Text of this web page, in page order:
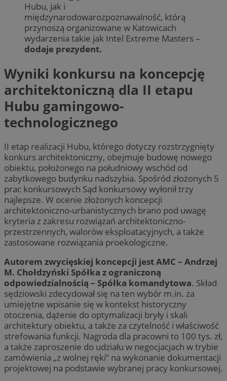
Hubu, jak i
międzynarodowarozpoznawalność, którą
przynoszą organizowane w Katowicach
wydarzenia takie jak Intel Extreme Masters –
dodaje prezydent.
Wyniki konkursu na koncepcję
architektoniczną dla II etapu
Hubu gamingowo-
technologicznego
II etap realizacji Hubu, którego dotyczy rozstrzygnięty
konkurs architektoniczny, obejmuje budowę nowego
obiektu, położonego na południowy wschód od
zabytkowego budynku nadszybia. Spośród złożonych 5
prac konkursowych Sąd konkursowy wyłonił trzy
najlepsze. W ocenie złożonych koncepcji
architektoniczno-urbanistycznych brano pod uwagę
kryteria z zakresu rozwiązań architektoniczno-
przestrzennych, walorów eksploatacyjnych, a także
zastosowane rozwiązania proekologiczne.
Autorem zwycięskiej koncepcji jest AMC – Andrzej
M. Chołdzyński Spółka z ograniczoną
odpowiedzialnością – Spółka komandytowa. Skład
sędziowski zdecydował się na ten wybór m.in. za
umiejętne wpisanie się w kontekst historyczny
otoczenia, dążenie do optymalizacji bryły i skali
architektury obiektu, a także za czytelność i właściwość
strefowania funkcji. Nagroda dla pracowni to 100 tys. zł,
a także zaproszenie do udziału w negocjacjach w trybie
zamówienia „z wolnej ręki” na wykonanie dokumentacji
projektowej na podstawie wybranej pracy konkursowej.